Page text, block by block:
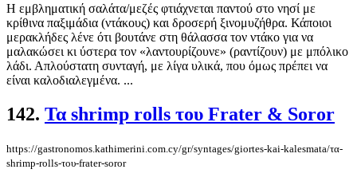
Η εμβληματική σαλάτα/μεζές φτιάχνεται παντού στο νησί με
κρίθινα παξιμάδια (ντάκους) και δροσερή ξινομυζήθρα. Κάποιοι
μερακλήδες λένε ότι βουτάνε στη θάλασσα τον ντάκο για να
μαλακώσει κι ύστερα τον «λαντουρίζουνε» (ραντίζουν) με μπόλικο
λάδι. Απλούστατη συνταγή, με λίγα υλικά, που όμως πρέπει να
είναι καλοδιαλεγμένα. ...
142. Τα shrimp rolls του Frater & Soror
https://gastronomos.kathimerini.com.cy/gr/syntages/giortes-kai-kalesmata/τα-
shrimp-rolls-του-frater-soror